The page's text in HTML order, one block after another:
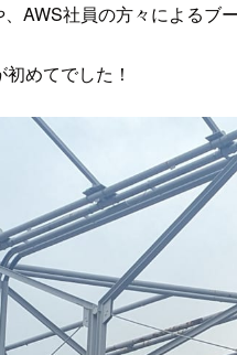
AWS社員の方々によるブ
めてでした！